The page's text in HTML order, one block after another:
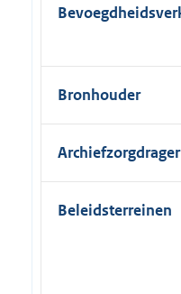
Bronhouder
Archiefzorgdrager
Beleidsterreinen